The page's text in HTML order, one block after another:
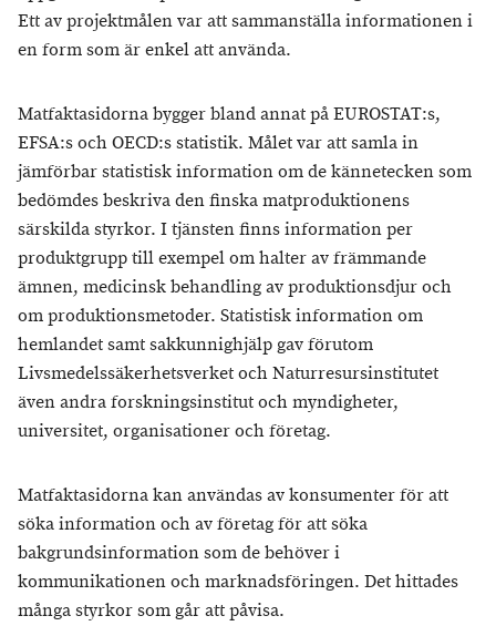
Ett av projektmålen var att sammanställa informationen i
en form som är enkel att använda.
Matfaktasidorna bygger bland annat på EUROSTAT:s,
EFSA:s och OECD:s statistik. Målet var att samla in
jämförbar statistisk information om de kännetecken som
bedömdes beskriva den finska matproduktionens
särskilda styrkor. I tjänsten finns information per
produktgrupp till exempel om halter av främmande
ämnen, medicinsk behandling av produktionsdjur och
om produktionsmetoder. Statistisk information om
hemlandet samt sakkunnighjälp gav förutom
Livsmedelssäkerhetsverket och Naturresursinstitutet
även andra forskningsinstitut och myndigheter,
universitet, organisationer och företag.
Matfaktasidorna kan användas av konsumenter för att
söka information och av företag för att söka
bakgrundsinformation som de behöver i
kommunikationen och marknadsföringen. Det hittades
många styrkor som går att påvisa.